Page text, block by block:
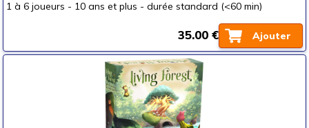
1 à 6 joueurs - 10 ans et plus - durée standard (<60 min)
Ajouter
35.00 €